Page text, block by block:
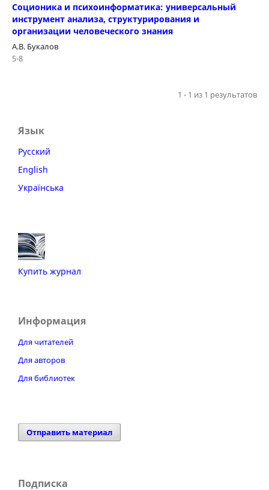
Соционика и психоинформатика: универсальный
инструмент анализа, структурирования и
организации человеческого знания
А.В. Букалов
5-8
1 - 1 из 1 результатов
Язык
Русский
English
Українська
Купить журнал
Информация
Для читателей
Для авторов
Для библиотек
Отправить материал
Подписка